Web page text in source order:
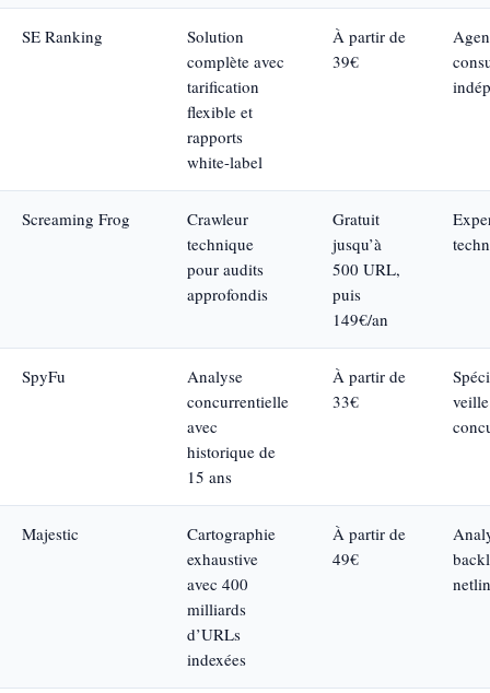
SE Ranking
Solution
complète avec
tarification
flexible et
rapports
white-label
À partir de
39€
Screaming Frog
Crawleur
technique
pour audits
approfondis
Gratuit
jusqu’à
500 URL,
puis
149€/an
SpyFu
Analyse
concurrentielle
avec
historique de
15 ans
À partir de
33€
veille
Majestic
Cartographie
exhaustive
avec 400
milliards
d’URLs
indexées
À partir de
49€